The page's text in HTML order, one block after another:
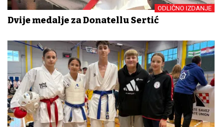
ODLIČNO IZDANJE
Dvije medalje za Donatellu Sertić